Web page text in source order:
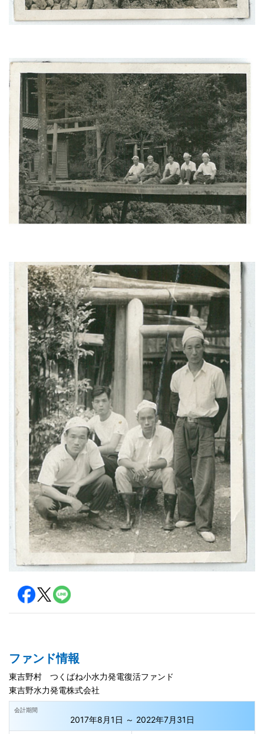
ファンド情報
東吉野村 つくばね小水力発電復活ファンド
東吉野水力発電株式会社
会計期間
2017年8月1日 ～ 2022年7月31日